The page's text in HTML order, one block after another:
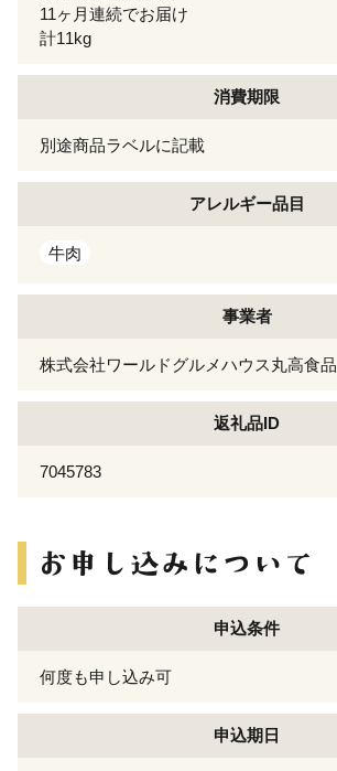
11ヶ月連続でお届け
計11kg
消費期限
別途商品ラベルに記載
アレルギー品目
牛肉
事業者
株式会社ワールドグルメハウス丸高食品
返礼品ID
7045783
申込条件
何度も申し込み可
申込期日